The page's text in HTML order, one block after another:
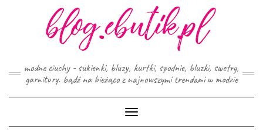
modne ciuchy - sukienki, bluzy, kurtki, spodnie, bluzki, swetry,
garnitury. bądź na bieżąco z najnowszymi trendami w modzie
Toggle
Navigation